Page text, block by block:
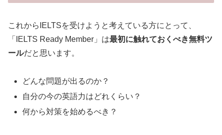
これからIELTSを受けようと考えている方にとって、
「IELTS Ready Member」は最初に触れておくべき無料ツ
ールだと思います。
どんな問題が出るのか？
自分の今の英語力はどれくらい？
何から対策を始めるべき？